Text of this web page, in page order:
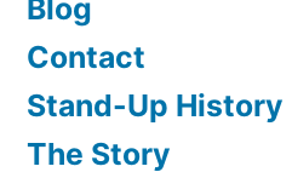
Blog
Contact
Stand-Up History
The Story